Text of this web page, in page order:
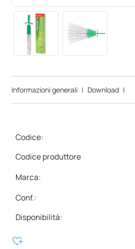
Informazioni generali | Download |
Codice:
Codice produttore
Marca:
Conf.:
Disponibilità:
heart_plus